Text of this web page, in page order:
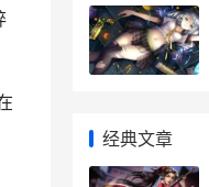
经典文章